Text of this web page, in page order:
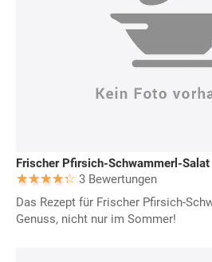
Frischer Pfirsich-Schwammerl-Salat
3 Bewertungen
Das Rezept für Frischer Pfirsich-
Genuss, nicht nur im Sommer!